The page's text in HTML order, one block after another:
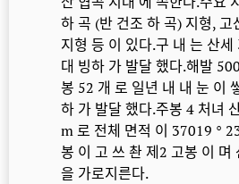
하 곡 (반 건조 하 곡) 지형, 고
지형 등 이 있다.구 내 는 산세
대 빙하 가 발달 했다.해발
봉 52 개 로 일년 내 내 눈 이
하 가 발달 했다.주봉 4 처녀
m 로 전체 면적 이 37019 °
봉 이 고 쓰 촨 제2 고봉 이 며
을 가로지른다.